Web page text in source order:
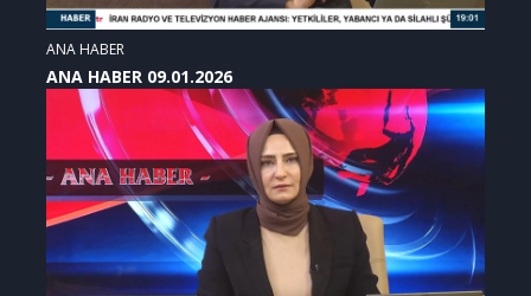
ANA HABER
ANA HABER 09.01.2026